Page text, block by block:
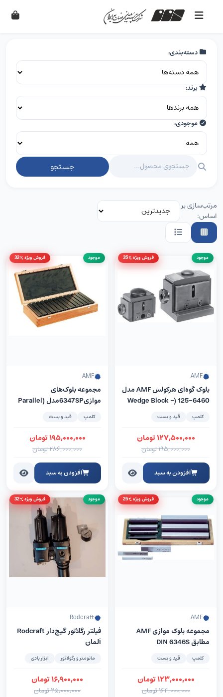
دسته‌بندی:
برند:
موجودی:
جستجو
مرتب‌سازی بر
اساس:
موجود فروش ویژه %35
AMF
بلوک گوه‌ای هرکولس AMF مدل
6460-125 (Wedge Block –
کلمپ قید و بست
۱۲۷,۵۰۰,۰۰۰تومان
۱۹۵,۰۰۰,۰۰۰تومان
افزودن به سبد
موجود فروش ویژه %32
AMF
مجموعه بلوک‌های
موازی6347SPمدل (Parallel
کمپانیAMFآلمان
کلمپ قید و بست
۱۹۵,۰۰۰,۰۰۰تومان
۲۸۶,۰۰۰,۰۰۰تومان
افزودن به سبد
موجود فروش ویژه %25
AMF
مجموعه بلوک موازی AMF
مطابق DIN 6346S
کلمپ قید و بست
۱۲۳,۰۰۰,۰۰۰تومان
۱۶۴,۰۰۰,۰۰۰تومان
موجود فروش ویژه %32
Rodcraft
فیلتر رگلاتور گیج‌دار Rodcraft
آلمان
مانومتر و رگولاتور ابزار بادی
۱۶,۹۰۰,۰۰۰تومان
۲۵,۰۰۰,۰۰۰تومان